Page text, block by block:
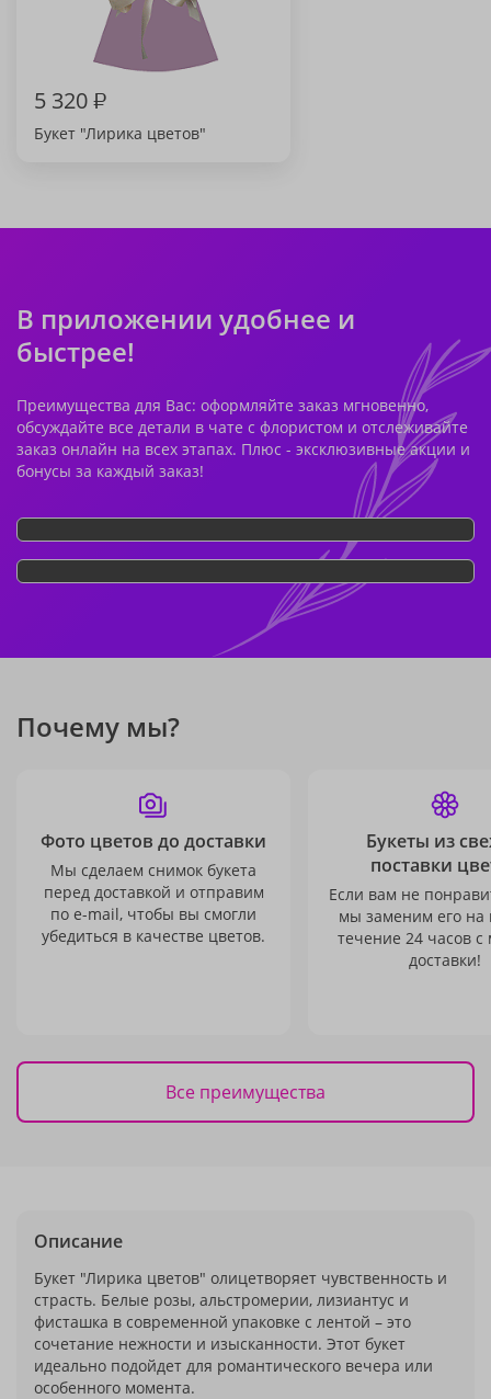
5 320₽
Букет "Лирика цветов"
В приложении удобнее и
быстрее!
Преимущества для Вас: оформляйте заказ мгновенно,
обсуждайте все детали в чате с флористом и отслеживайте
заказ онлайн на всех этапах. Плюс - эксклюзивные акции и
бонусы за каждый заказ!
Почему мы?
Фото цветов до доставки
Мы сделаем снимок букета
перед доставкой и отправим
по e-mail, чтобы вы смогли
убедиться в качестве цветов.
Букеты из
поставки
Если вам не
мы заменим его на
течение 24 часов с
доставки!
Все преимущества
Описание
Букет "Лирика цветов" олицетворяет чувственность и
страсть. Белые розы, альстромерии, лизиантус и
фисташка в современной упаковке с лентой – это
сочетание нежности и изысканности. Этот букет
идеально подойдет для романтического вечера или
особенного момента.